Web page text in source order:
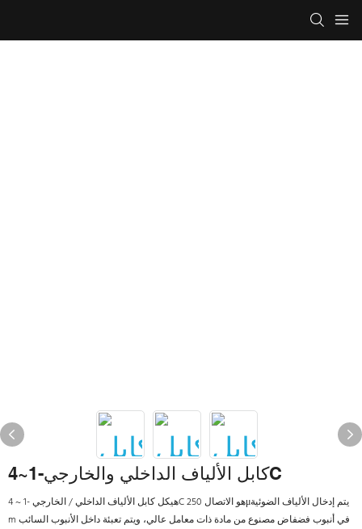
كابل الألياف الداخلي والخارجي-1~4C
هيكل كابل الألياف الداخلي / الخارجي -1 ~ 4C هو الاتصال 250μيتم إدخال الألياف الضوئية
m في أنبوب فضفاض مصنوع من مادة ذات معامل عالي، ويتم تعبئة داخل الأنبوب السائب